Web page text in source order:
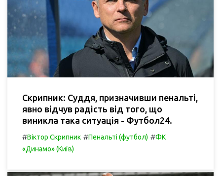
Скрипник: Суддя, призначивши пенальті,
явно відчув радість від того, що
виникла така ситуація - Футбол24.
#Віктор Скрипник #Пенальті (футбол) #ФК
«Динамо» (Київ)